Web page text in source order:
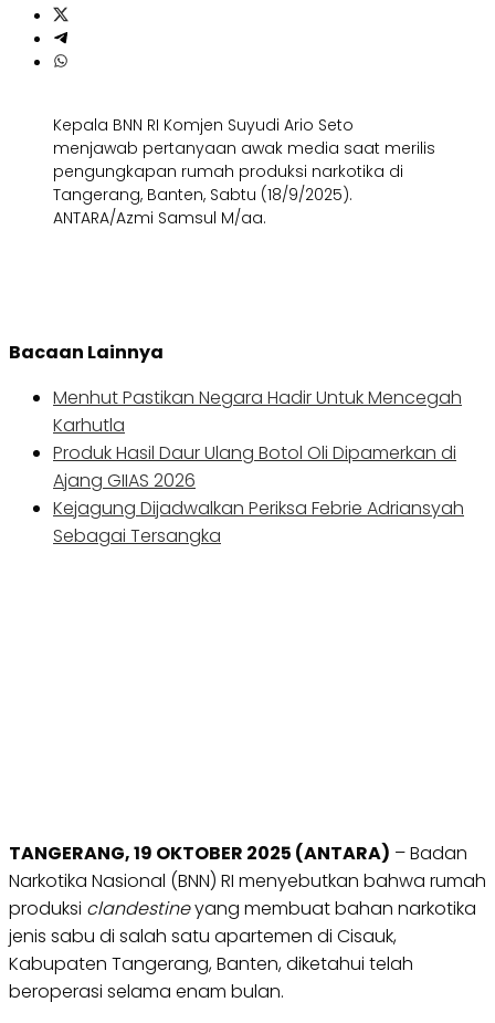
Kepala BNN RI Komjen Suyudi Ario Seto
menjawab pertanyaan awak media saat merilis
pengungkapan rumah produksi narkotika di
Tangerang, Banten, Sabtu (18/9/2025).
ANTARA/Azmi Samsul M/aa.
Bacaan Lainnya
Menhut Pastikan Negara Hadir Untuk Mencegah
Karhutla
Produk Hasil Daur Ulang Botol Oli Dipamerkan di
Ajang GIIAS 2026
Kejagung Dijadwalkan Periksa Febrie Adriansyah
Sebagai Tersangka
TANGERANG, 19 OKTOBER 2025 (ANTARA) – Badan
Narkotika Nasional (BNN) RI menyebutkan bahwa rumah
produksi clandestineyang membuat bahan narkotika
jenis sabu di salah satu apartemen di Cisauk,
Kabupaten Tangerang, Banten, diketahui telah
beroperasi selama enam bulan.